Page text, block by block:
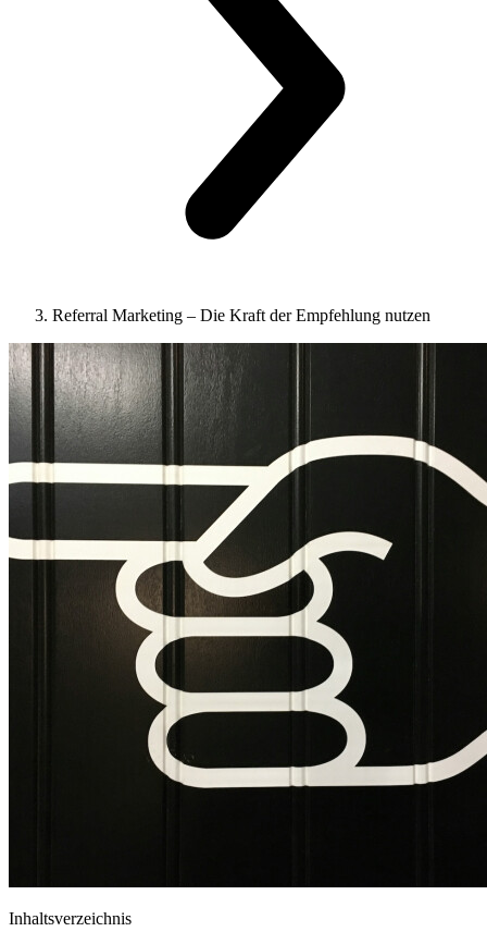
Referral Marketing – Die Kraft der Empfehlung nutzen
Inhaltsverzeichnis